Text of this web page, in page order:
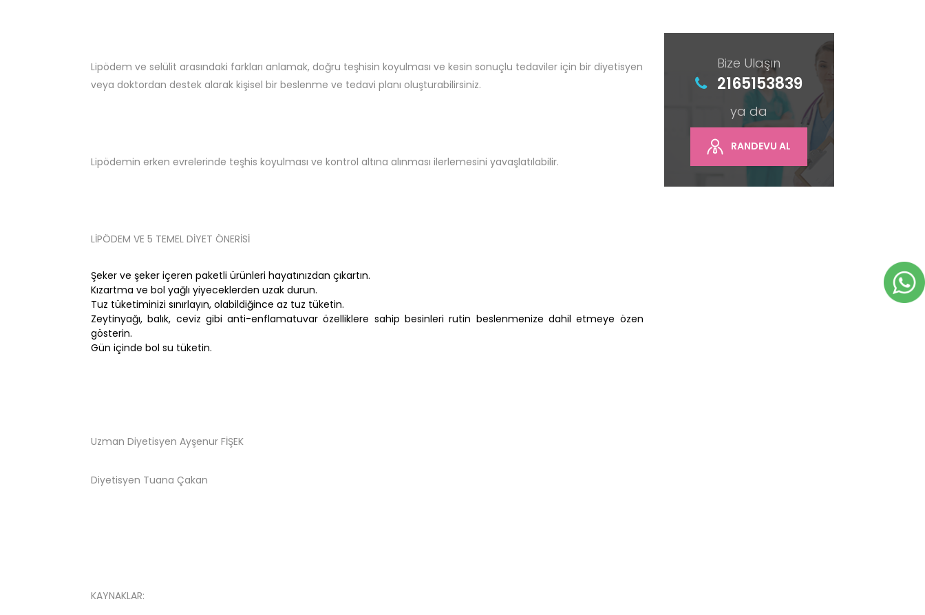
Lipödem ve selülit arasındaki farkları anlamak, doğru teşhisin koyulması ve kesin sonuçlu tedaviler için bir diyetisyen
veya doktordan destek alarak kişisel bir beslenme ve tedavi planı oluşturabilirsiniz.
Lipödemin erken evrelerinde teşhis koyulması ve kontrol altına alınması ilerlemesini yavaşlatılabilir.
LİPÖDEM VE 5 TEMEL DİYET ÖNERİSİ
Şeker ve şeker içeren paketli ürünleri hayatınızdan çıkartın.
Kızartma ve bol yağlı yiyeceklerden uzak durun.
Tuz tüketiminizi sınırlayın, olabildiğince az tuz tüketin.
Zeytinyağı, balık, ceviz gibi anti-enflamatuvar özelliklere sahip besinleri rutin beslenmenize dahil etmeye özen
gösterin.
Gün içinde bol su tüketin.
Uzman Diyetisyen Ayşenur FİŞEK
Diyetisyen Tuana Çakan
KAYNAKLAR:
Bize Ulaşın
2165153839
ya da
RANDEVU AL